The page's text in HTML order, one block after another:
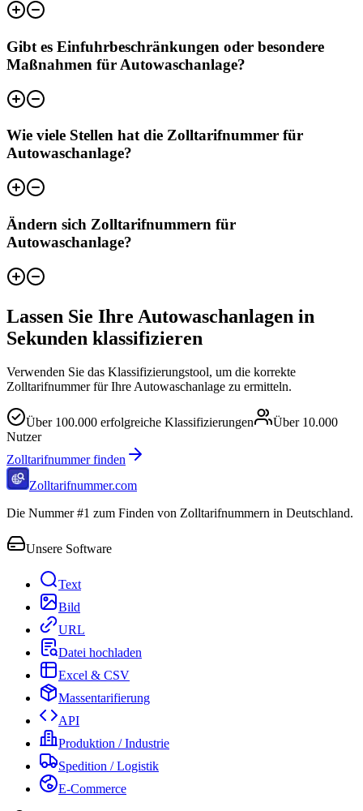
Gibt es Einfuhrbeschränkungen oder besondere
Maßnahmen für Autowaschanlage?
Wie viele Stellen hat die Zolltarifnummer für
Autowaschanlage?
Ändern sich Zolltarifnummern für
Autowaschanlage?
Lassen Sie Ihre Autowaschanlagen in
Sekunden klassifizieren
Verwenden Sie das Klassifizierungstool, um die korrekte
Zolltarifnummer für Ihre Autowaschanlage zu ermitteln.
Über 100.000 erfolgreiche Klassifizierungen Über 10.000
Nutzer
Zolltarifnummer finden
Zolltarifnummer.com
Die Nummer #1 zum Finden von Zolltarifnummern in Deutschland.
Unsere Software
Text
Bild
URL
Datei hochladen
Excel & CSV
Massentarifierung
API
Produktion / Industrie
Spedition / Logistik
E-Commerce